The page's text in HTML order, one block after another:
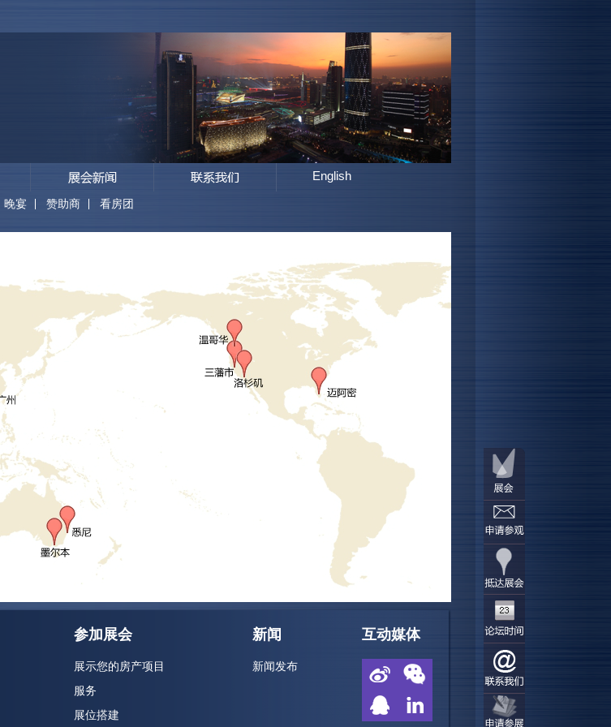
English
晚宴 赞助商 看房团
参加展会
展示您的房产项目
服务
展位搭建
新闻
新闻发布
互动媒体